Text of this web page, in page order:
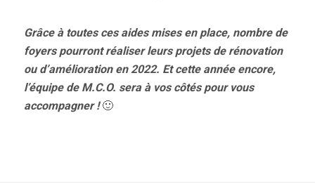
Grâce à toutes ces aides mises en place, nombre de
foyers pourront réaliser leurs projets de rénovation
ou d’amélioration en 2022. Et cette année encore,
l’équipe de M.C.O. sera à vos côtés pour vous
accompagner !🙂